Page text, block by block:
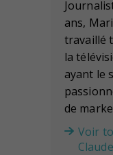
ans,
travaillé
la
ayant le
de
Voir